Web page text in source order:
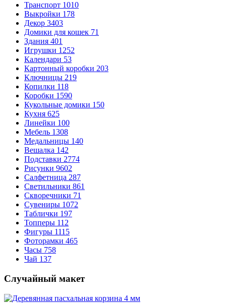
Транспорт 1010
Выкройки 178
Декор 3403
Домики для кошек 71
Здания 401
Игрушки 1252
Календари 53
Картонный коробки 203
Ключницы 219
Копилки 118
Коробки 1590
Кукольные домики 150
Кухня 625
Линейки 100
Мебель 1308
Медальницы 140
Вешалка 142
Подставки 2774
Рисунки 9602
Салфетница 287
Светильники 861
Скворечники 71
Сувениры 1072
Таблички 197
Топперы 112
Фигуры 1115
Фоторамки 465
Часы 758
Чай 137
Случайный макет